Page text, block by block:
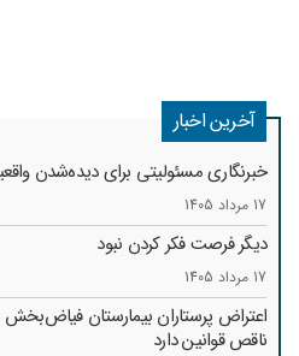
آخرین اخبار
خبرنگاری مسئولیتی برای دیده‌شدن
17 مرداد 1405
دیگر فرصت فکر کردن نبود
17 مرداد 1405
اعتراض پرستاران بیمارستان
ناقص قوانین دارد